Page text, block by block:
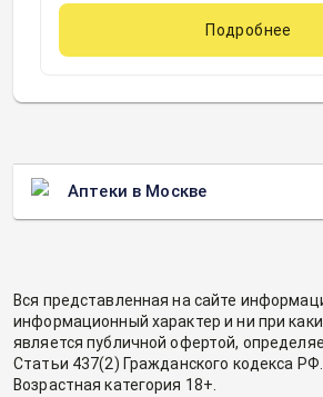
Подробнее
Аптеки в Москве
Вся представленная на сайте
информационный характер и ни при
является публичной офертой,
Статьи 437(2) Гражданского кодекса РФ.
Возрастная категория 18+.